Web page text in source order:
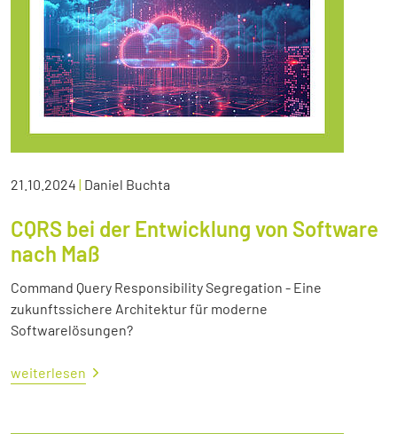
21.10.2024 | Daniel Buchta
CQRS bei der Entwicklung von Software
nach Maß
Command Query Responsibility Segregation - Eine
zukunftssichere Architektur für moderne
Softwarelösungen?
weiterlesen